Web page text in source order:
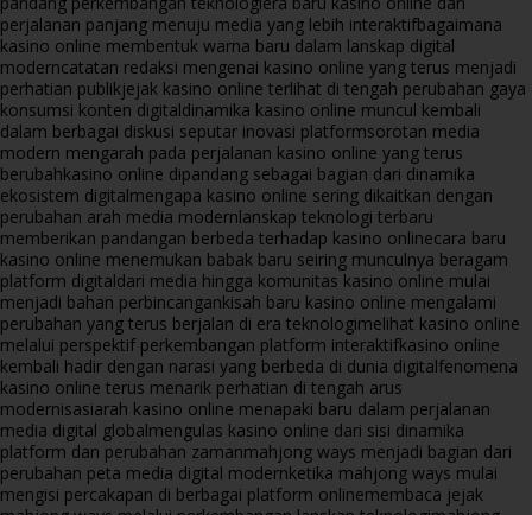
perjalanan panjang menuju media yang lebih interaktifbagaimana
kasino online membentuk warna baru dalam lanskap digital
moderncatatan redaksi mengenai kasino online yang terus menjadi
perhatian publikjejak kasino online terlihat di tengah perubahan gaya
konsumsi konten digitaldinamika kasino online muncul kembali
dalam berbagai diskusi seputar inovasi platformsorotan media
modern mengarah pada perjalanan kasino online yang terus
berubahkasino online dipandang sebagai bagian dari dinamika
ekosistem digitalmengapa kasino online sering dikaitkan dengan
perubahan arah media modernlanskap teknologi terbaru
memberikan pandangan berbeda terhadap kasino onlinecara baru
kasino online menemukan babak baru seiring munculnya beragam
platform digitaldari media hingga komunitas kasino online mulai
menjadi bahan perbincangankisah baru kasino online mengalami
perubahan yang terus berjalan di era teknologimelihat kasino online
melalui perspektif perkembangan platform interaktifkasino online
kembali hadir dengan narasi yang berbeda di dunia digitalfenomena
kasino online terus menarik perhatian di tengah arus
modernisasiarah kasino online menapaki baru dalam perjalanan
media digital globalmengulas kasino online dari sisi dinamika
platform dan perubahan zamanmahjong ways menjadi bagian dari
perubahan peta media digital modernketika mahjong ways mulai
mengisi percakapan di berbagai platform onlinemembaca jejak